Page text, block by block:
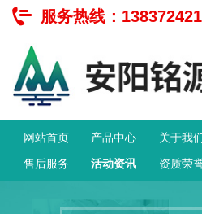
服务热线：
网站首页 产品中心 关于我
售后服务
活动资讯 资质荣